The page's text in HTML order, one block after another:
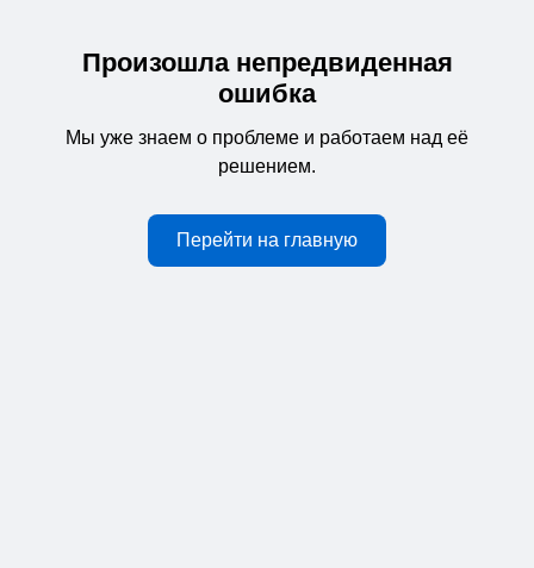
Произошла непредвиденная
ошибка
Мы уже знаем о проблеме и работаем над её
решением.
Перейти на главную